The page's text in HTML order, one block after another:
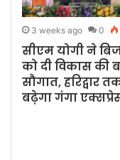
3 weeks ago 0
सीएम योगी ने
को दी विकास की
सौगात, हरिद्वार
बढ़ेगा गंगा